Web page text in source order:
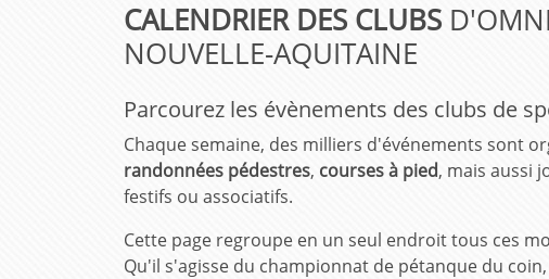
CALENDRIER DES CLUBS
NOUVELLE-AQUITAINE
Parcourez les évènements des clubs de
Chaque semaine, des milliers d'événements sont
randonnées pédestres, courses à pied, mais aussi
festifs ou associatifs.
Cette page regroupe en un seul endroit tous ces
Qu'il s'agisse du championnat de pétanque du